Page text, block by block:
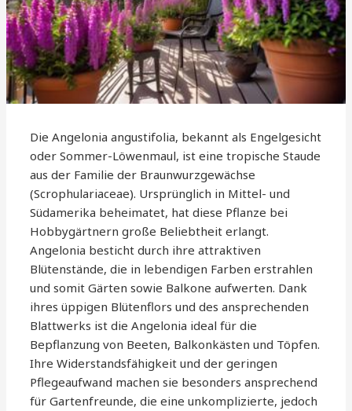
Die Angelonia angustifolia, bekannt als Engelgesicht
oder Sommer-Löwenmaul, ist eine tropische Staude
aus der Familie der Braunwurzgewächse
(Scrophulariaceae). Ursprünglich in Mittel- und
Südamerika beheimatet, hat diese Pflanze bei
Hobbygärtnern große Beliebtheit erlangt.
Angelonia besticht durch ihre attraktiven
Blütenstände, die in lebendigen Farben erstrahlen
und somit Gärten sowie Balkone aufwerten. Dank
ihres üppigen Blütenflors und des ansprechenden
Blattwerks ist die Angelonia ideal für die
Bepflanzung von Beeten, Balkonkästen und Töpfen.
Ihre Widerstandsfähigkeit und der geringen
Pflegeaufwand machen sie besonders ansprechend
für Gartenfreunde, die eine unkomplizierte, jedoch